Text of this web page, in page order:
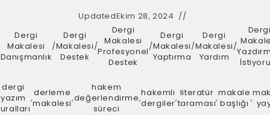
UpdatedEkim 28, 2024
Dergi
Makalesi
Danışmanlık
/
Dergi
Makalesi
Destek
/
Dergi
Makalesi
Profesyonel
Destek
/
Dergi
Makalesi
Yaptırma
/
Dergi
Makalesi
Yardım
/
dergi
yazım ,derleme
makalesi,
hakem
değerlendirme
süreci
,hakemli
dergiler, literatür
taraması,makale
başlığı ,